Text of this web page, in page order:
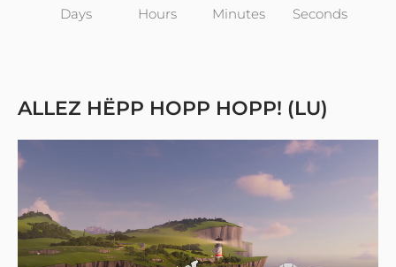
Days Hours Minutes Seconds
ALLEZ HËPP HOPP HOPP! (LU)